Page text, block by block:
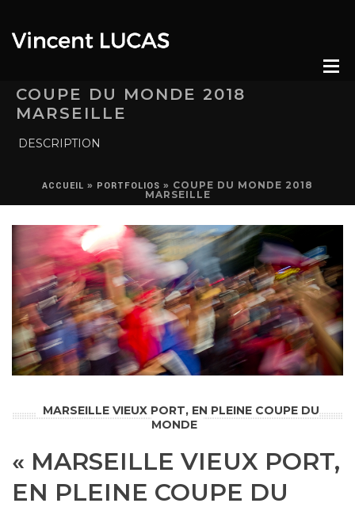
COUPE DU MONDE 2018
MARSEILLE
DESCRIPTION
ACCUEIL » PORTFOLIOS » COUPE DU MONDE 2018
MARSEILLE
MARSEILLE VIEUX PORT, EN PLEINE COUPE DU
MONDE
« MARSEILLE VIEUX PORT,
EN PLEINE COUPE DU